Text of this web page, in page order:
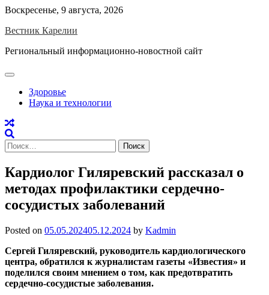
Skip
content
Воскресенье, 9 августа, 2026
Вестник Карелии
Региональный информационно-новостной сайт
Здоровье
Наука и технологии
Найти:
Кардиолог Гиляревский рассказал о
методах профилактики сердечно-
сосудистых заболеваний
Posted on 05.05.202405.12.2024 by Kadmin
Сергей Гиляревский, руководитель кардиологического
центра, обратился к журналистам газеты «Известия» и
поделился своим мнением о том, как предотвратить
сердечно-сосудистые заболевания.